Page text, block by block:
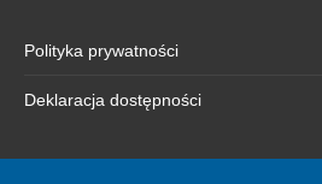
Polityka prywatności
Deklaracja dostępności